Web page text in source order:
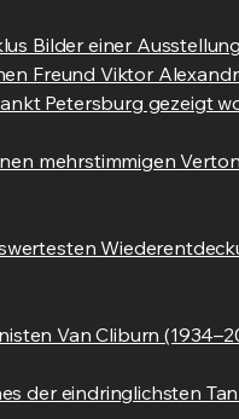
Bilder einer
Freund Viktor
Petersburg gezeigt
mehrstimmigen
Van Cliburn
der eindringlichsten